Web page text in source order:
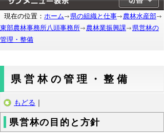
現在の位置： ホーム 県の組織と仕事
農林水産部
東部農林事務所八頭事務所
農林業振興課
県営林の
管理・整備
県営林の管理・整備
もどる ｜
県営林の目的と方針